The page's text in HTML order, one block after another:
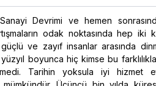
Devrimi ve hemen
odak noktasında hep iki
ve zayıf insanlar arasında
boyunca hiç kimse bu
Tarihin yoksula iyi hizmet